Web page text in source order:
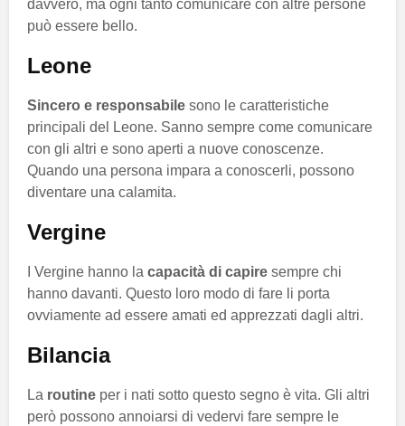
davvero, ma ogni tanto comunicare con altre persone
può essere bello.
Leone
Sincero e responsabile sono le caratteristiche
principali del Leone. Sanno sempre come comunicare
con gli altri e sono aperti a nuove conoscenze.
Quando una persona impara a conoscerli, possono
diventare una calamita.
Vergine
I Vergine hanno la capacità di capire sempre chi
hanno davanti. Questo loro modo di fare li porta
ovviamente ad essere amati ed apprezzati dagli altri.
Bilancia
La routine per i nati sotto questo segno è vita. Gli altri
però possono annoiarsi di vedervi fare sempre le